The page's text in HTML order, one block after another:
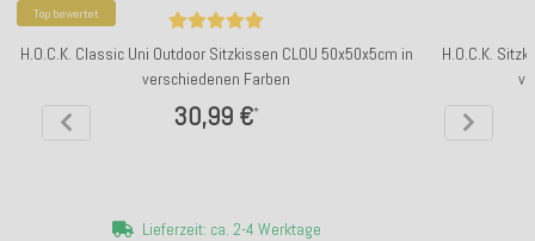
Top bewertet
H.O.C.K. Classic Uni Outdoor Sitzkissen CLOU 50x50x5cm in
verschiedenen Farben
30,99 €*
Lieferzeit: ca. 2-4 Werktage
H.O.C.K.